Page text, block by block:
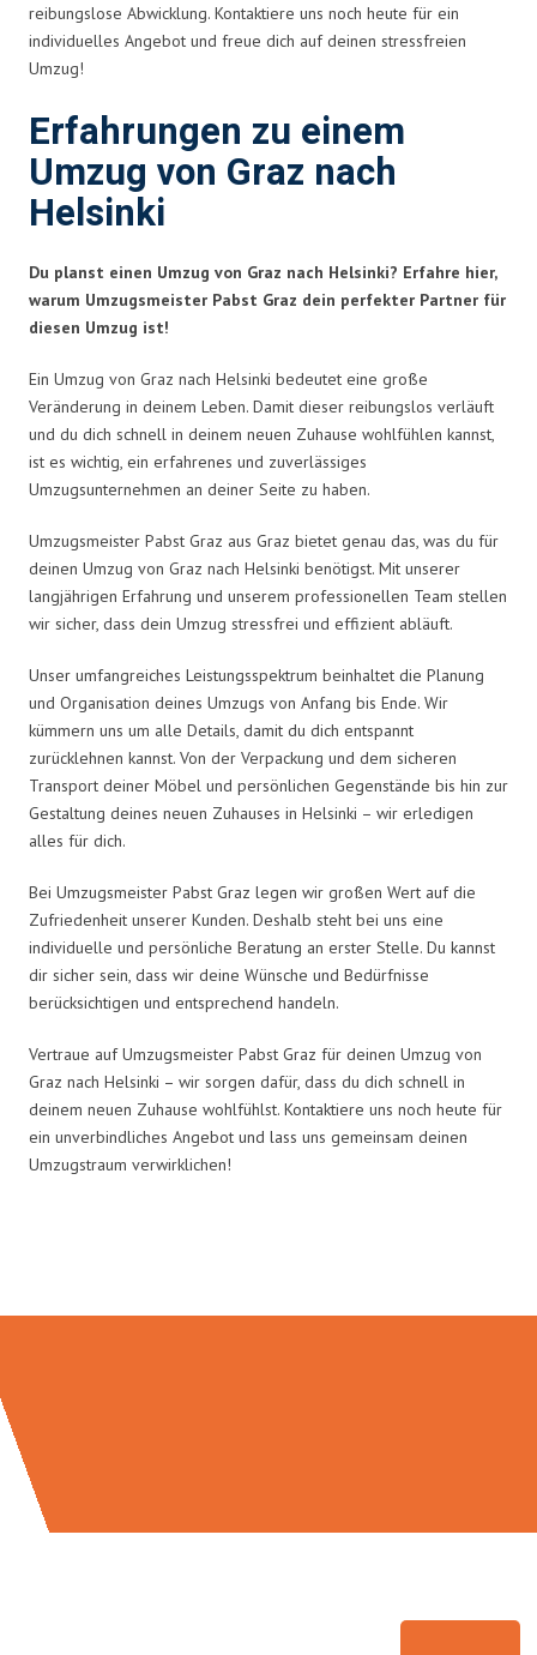
reibungslose Abwicklung. Kontaktiere uns noch heute für ein
individuelles Angebot und freue dich auf deinen stressfreien
Umzug!
Erfahrungen zu einem
Umzug von Graz nach
Helsinki
Du planst einen Umzug von Graz nach Helsinki? Erfahre hier,
warum Umzugsmeister Pabst Graz dein perfekter Partner für
diesen Umzug ist!
Ein Umzug von Graz nach Helsinki bedeutet eine große
Veränderung in deinem Leben. Damit dieser reibungslos verläuft
und du dich schnell in deinem neuen Zuhause wohlfühlen kannst,
ist es wichtig, ein erfahrenes und zuverlässiges
Umzugsunternehmen an deiner Seite zu haben.
Umzugsmeister Pabst Graz aus Graz bietet genau das, was du für
deinen Umzug von Graz nach Helsinki benötigst. Mit unserer
langjährigen Erfahrung und unserem professionellen Team stellen
wir sicher, dass dein Umzug stressfrei und effizient abläuft.
Unser umfangreiches Leistungsspektrum beinhaltet die Planung
und Organisation deines Umzugs von Anfang bis Ende. Wir
kümmern uns um alle Details, damit du dich entspannt
zurücklehnen kannst. Von der Verpackung und dem sicheren
Transport deiner Möbel und persönlichen Gegenstände bis hin zur
Gestaltung deines neuen Zuhauses in Helsinki – wir erledigen
alles für dich.
Bei Umzugsmeister Pabst Graz legen wir großen Wert auf die
Zufriedenheit unserer Kunden. Deshalb steht bei uns eine
individuelle und persönliche Beratung an erster Stelle. Du kannst
dir sicher sein, dass wir deine Wünsche und Bedürfnisse
berücksichtigen und entsprechend handeln.
Vertraue auf Umzugsmeister Pabst Graz für deinen Umzug von
Graz nach Helsinki – wir sorgen dafür, dass du dich schnell in
deinem neuen Zuhause wohlfühlst. Kontaktiere uns noch heute für
ein unverbindliches Angebot und lass uns gemeinsam deinen
Umzugstraum verwirklichen!